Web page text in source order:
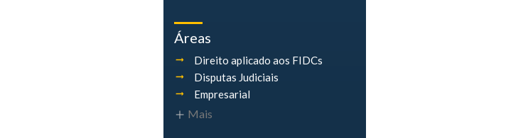
Áreas
Direito aplicado aos FIDCs
Disputas Judiciais
Empresarial
Mais